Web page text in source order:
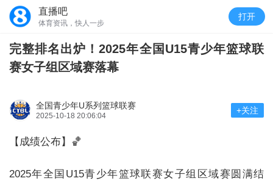
直播吧
体育资讯，快人一步
打开
完整排名出炉！2025年全国U15青少年篮球联
赛女子组区域赛落幕
全国青少年U系列篮球联赛
2025-10-18 20:06:04
+关注
【成绩公布】🏀
2025年全国U15青少年篮球联赛女子组区域赛圆满结